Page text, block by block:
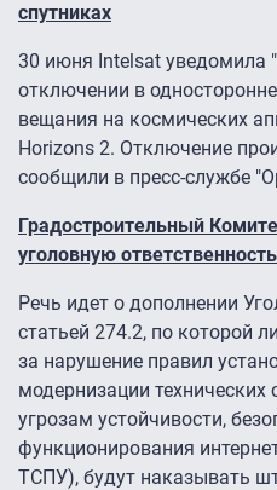
спутниках
30 июня Intelsat уведомила
отключении в
вещания на космических
Horizons 2. Отключение
сообщили в пресс-службе
Градостроительный
уголовную
Речь идет о дополнении
статьей 274.2, по которой
за нарушение правил
модернизации технических
угрозам устойчивости,
функционирования
ТСПУ), будут наказывать